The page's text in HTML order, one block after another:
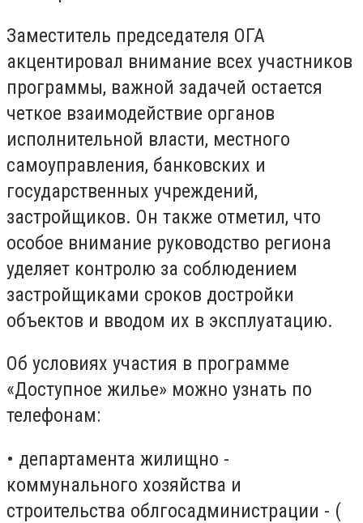
Заместитель председателя ОГА
акцентировал внимание всех участников
программы, важной задачей остается
четкое взаимодействие органов
исполнительной власти, местного
самоуправления, банковских и
государственных учреждений,
застройщиков. Он также отметил, что
особое внимание руководство региона
уделяет контролю за соблюдением
застройщиками сроков достройки
объектов и вводом их в эксплуатацию.
Об условиях участия в программе
«Доступное жилье» можно узнать по
телефонам:
• департамента жилищно -
коммунального хозяйства и
строительства облгосадминистрации - (